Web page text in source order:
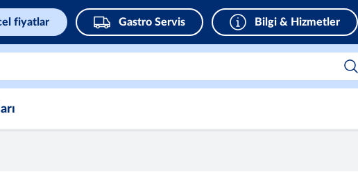
fiyatlar Gastro Servis Bilgi & Hizmetler